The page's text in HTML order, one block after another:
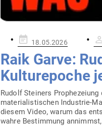
Gepostet
am
18.05.2026
Raik Garve:
Kul­tur­epoche
Rudolf Steiners
mate­ria­lis­ti­schen Industrie-
diesem Video, warum das
wahre Bestimmung